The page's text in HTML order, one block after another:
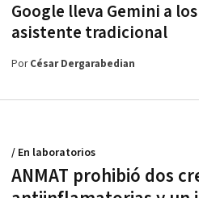
Google lleva Gemini a
asistente tradicional
PorCésar Dergarabedian
ANMAT prohibió dos
/ En laboratorios